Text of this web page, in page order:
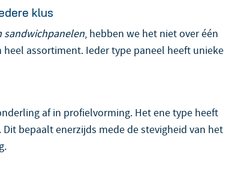
klus
sandwichpanelen, hebben we het niet over één
assortiment. Ieder type paneel heeft unieke
af in profielvorming. Het ene type heeft
bepaalt enerzijds mede de stevigheid van het